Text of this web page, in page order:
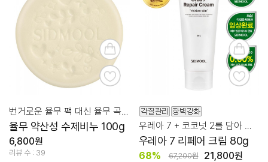
율무 약산성 수제비누 100g
6,800원
리뷰 수 : 39
우레아 7 리페어 크림 80g
68% 67,200원 21,800원